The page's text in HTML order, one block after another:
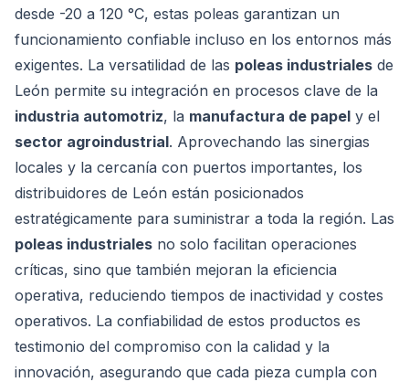
desde -20 a 120 °C, estas poleas garantizan un
funcionamiento confiable incluso en los entornos más
exigentes. La versatilidad de las poleas industriales de
León permite su integración en procesos clave de la
industria automotriz, la manufactura de papel y el
sector agroindustrial. Aprovechando las sinergias
locales y la cercanía con puertos importantes, los
distribuidores de León están posicionados
estratégicamente para suministrar a toda la región. Las
poleas industriales no solo facilitan operaciones
críticas, sino que también mejoran la eficiencia
operativa, reduciendo tiempos de inactividad y costes
operativos. La confiabilidad de estos productos es
testimonio del compromiso con la calidad y la
innovación, asegurando que cada pieza cumpla con